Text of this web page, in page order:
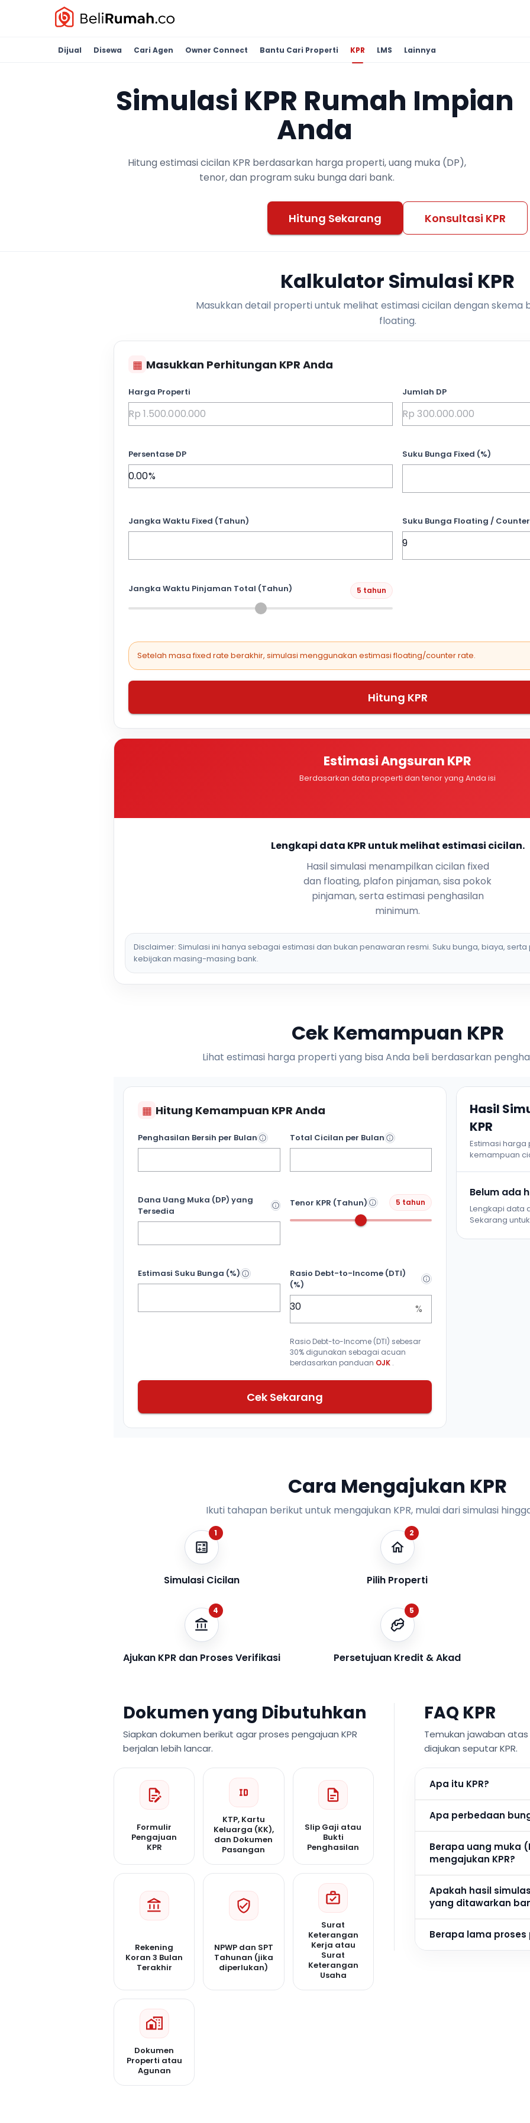
Dijual Disewa Cari Agen Owner Connect Bantu Cari Properti KPR LMS Lainnya
Simulasi KPR Rumah Impian
Anda
Hitung estimasi cicilan KPR berdasarkan harga properti, uang muka (DP),
tenor, dan program suku bunga dari bank.
Hitung Sekarang Konsultasi KPR
Kalkulator Simulasi KPR
Masukkan detail properti untuk melihat estimasi cicilan dengan skema
floating.
▦ Masukkan Perhitungan KPR Anda
Harga Properti Jumlah DP
Persentase DP Suku Bunga Fixed (%)
Jangka Waktu Fixed (Tahun) Suku Bunga Floating /
Jangka Waktu Pinjaman Total (Tahun) 5 tahun
Setelah masa fixed rate berakhir, simulasi menggunakan estimasi floating/counter rate.
Hitung KPR
Estimasi Angsuran KPR
Berdasarkan data properti dan tenor yang Anda isi
Lengkapi data KPR untuk melihat estimasi cicilan.
Hasil simulasi menampilkan cicilan fixed
dan floating, plafon pinjaman, sisa pokok
pinjaman, serta estimasi penghasilan
minimum.
Disclaimer: Simulasi ini hanya sebagai estimasi dan bukan penawaran resmi. Suku bunga, biaya,
kebijakan masing-masing bank.
Cek Kemampuan KPR
Lihat estimasi harga properti yang bisa Anda beli berdasarkan
▦ Hitung Kemampuan KPR Anda
Penghasilan Bersih per Bulan Total Cicilan per Bulan
Dana Uang Muka (DP) yang
Tersedia
Tenor KPR (Tahun) 5 tahun
Estimasi Suku Bunga (%)
Rasio Debt-to-Income (DTI)
(%)
%
Rasio Debt-to-Income (DTI) sebesar
30% digunakan sebagai acuan
berdasarkan panduan OJK .
Cek Sekarang
Hasil
KPR
Estimasi
kemampuan
Belum ada
Lengkapi data
Sekarang
Cara Mengajukan KPR
Ikuti tahapan berikut untuk mengajukan KPR, mulai dari simulasi
1
Simulasi Cicilan
2
Pilih Properti
4
Ajukan KPR dan Proses Verifikasi
5
Persetujuan Kredit & Akad
Dokumen yang Dibutuhkan
Siapkan dokumen berikut agar proses pengajuan KPR
berjalan lebih lancar.
Formulir
Pengajuan
KPR
KTP, Kartu
Keluarga (KK),
dan Dokumen
Pasangan
Slip Gaji atau
Bukti
Penghasilan
Rekening
Koran 3 Bulan
Terakhir
NPWP dan SPT
Tahunan (jika
diperlukan)
Surat
Keterangan
Kerja atau
Surat
Keterangan
Usaha
Dokumen
Properti atau
Agunan
FAQ KPR
Temukan jawaban
diajukan seputar KPR.
Apa itu KPR?
Apa perbedaan
Berapa uang muka
mengajukan KPR?
Apakah hasil
yang ditawarkan
Berapa lama proses